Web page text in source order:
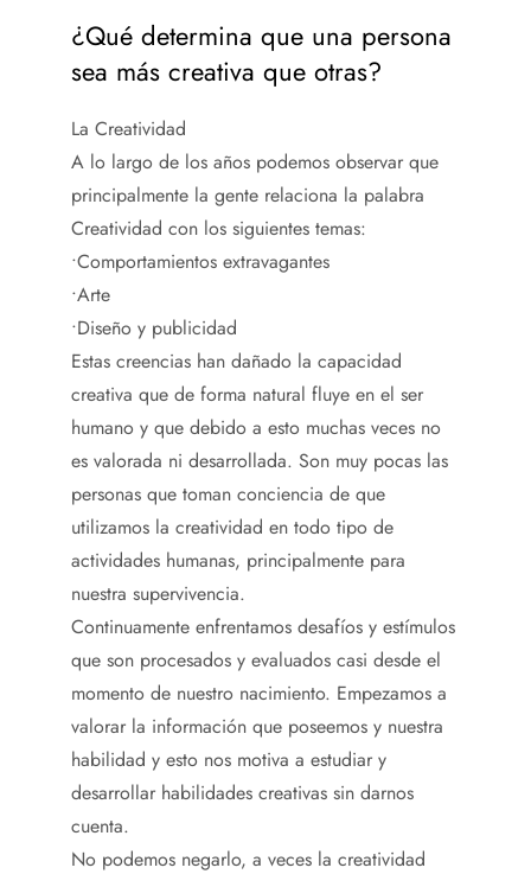
¿Qué determina que una persona
sea más creativa que otras?
La Creatividad
A lo largo de los años podemos observar que
principalmente la gente relaciona la palabra
Creatividad con los siguientes temas:
•Comportamientos extravagantes
•Arte
•Diseño y publicidad
Estas creencias han dañado la capacidad
creativa que de forma natural fluye en el ser
humano y que debido a esto muchas veces no
es valorada ni desarrollada. Son muy pocas las
personas que toman conciencia de que
utilizamos la creatividad en todo tipo de
actividades humanas, principalmente para
nuestra supervivencia.
Continuamente enfrentamos desafíos y estímulos
que son procesados y evaluados casi desde el
momento de nuestro nacimiento. Empezamos a
valorar la información que poseemos y nuestra
habilidad y esto nos motiva a estudiar y
desarrollar habilidades creativas sin darnos
cuenta.
No podemos negarlo, a veces la creatividad